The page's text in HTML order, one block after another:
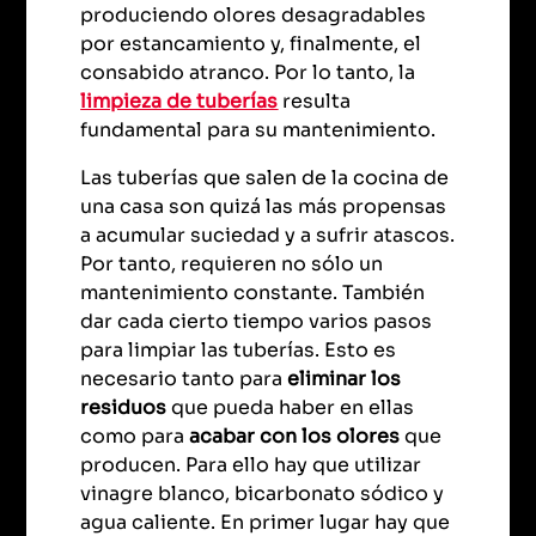
produciendo olores desagradables
por estancamiento y, finalmente, el
consabido atranco. Por lo tanto, la
limpieza de tuberías resulta
fundamental para su mantenimiento.
Las tuberías que salen de la cocina de
una casa son quizá las más propensas
a acumular suciedad y a sufrir atascos.
Por tanto, requieren no sólo un
mantenimiento constante. También
dar cada cierto tiempo varios pasos
para limpiar las tuberías. Esto es
necesario tanto paraeliminar los
residuosque pueda haber en ellas
como paraacabar con los oloresque
producen. Para ello hay que utilizar
vinagre blanco, bicarbonato sódico y
agua caliente. En primer lugar hay que